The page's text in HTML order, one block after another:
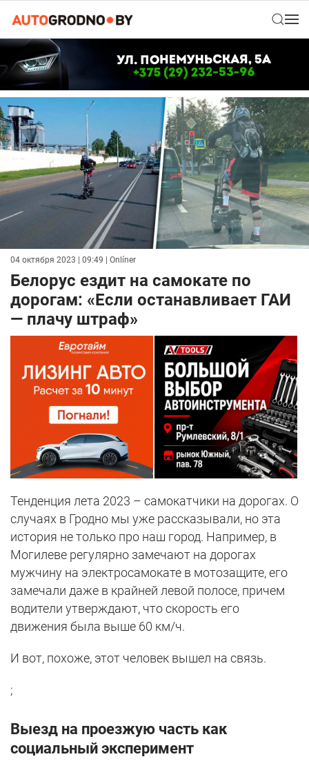
04 октября 2023 | 09:49 | Onlíner
Белорус ездит на самокате по
дорогам: «Если останавливает ГАИ
— плачу штраф»
Тенденция лета 2023 – самокатчики на дорогах. О
случаях в Гродно мы уже рассказывали, но эта
история не только про наш город. Например, в
Могилеве регулярно замечают на дорогах
мужчину на электросамокате в мотозащите, его
замечали даже в крайней левой полосе, причем
водители утверждают, что скорость его
движения была выше 60 км/ч.
И вот, похоже, этот человек вышел на связь.
;
Выезд на проезжую часть как
социальный эксперимент